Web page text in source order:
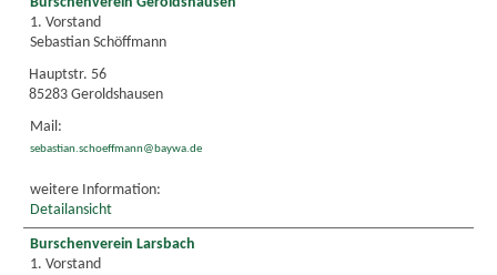
1. Vorstand
Sebastian Schöffmann
Hauptstr. 56
85283 Geroldshausen
Mail:
sebastian.schoeffmann@baywa.de
weitere Information:
Detailansicht
Burschenverein Larsbach
1. Vorstand